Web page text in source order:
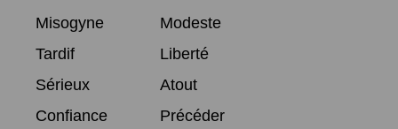
Misogyne
Modeste
Tardif
Liberté
Sérieux
Atout
Confiance
Précéder